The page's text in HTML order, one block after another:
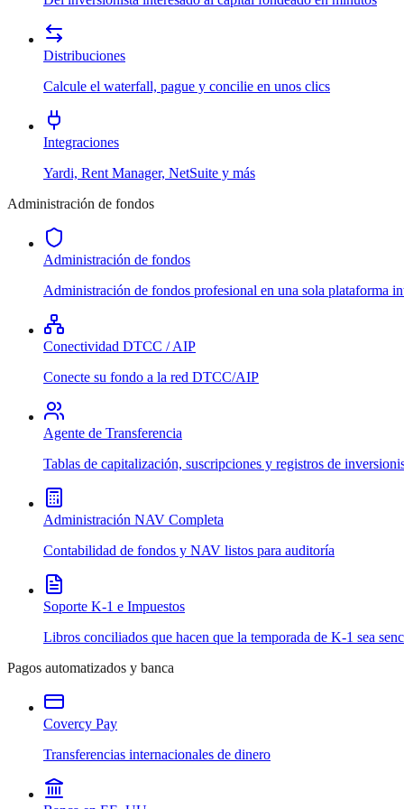
Distribuciones
Calcule el waterfall, pague y concilie en unos clics
Integraciones
Yardi, Rent Manager, NetSuite y más
Administración de fondos
Administración de fondos
Administración de fondos profesional en una sola plataforma
Conectividad DTCC / AIP
Conecte su fondo a la red DTCC/AIP
Agente de Transferencia
Tablas de capitalización, suscripciones y registros de
Administración NAV Completa
Contabilidad de fondos y NAV listos para auditoría
Soporte K-1 e Impuestos
Libros conciliados que hacen que la temporada de K-1 sea
Pagos automatizados y banca
Covercy Pay
Transferencias internacionales de dinero